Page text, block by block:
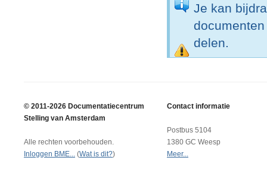
Je kan
delen.
© 2011-2026 Documentatiecentrum
Stelling van Amsterdam
Alle rechten voorbehouden.
Inloggen BME... (Wat is dit?)
Contact informatie
Postbus 5104
1380 GC Weesp
Meer...